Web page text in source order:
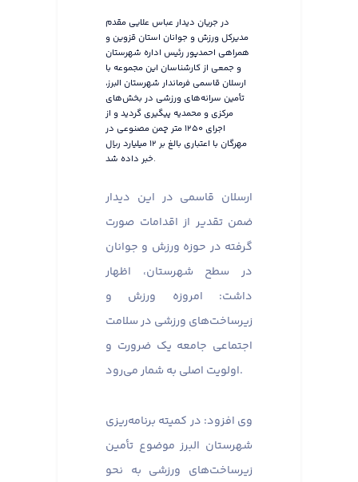
در جریان دیدار عباس علایی مقدم
مدیرکل ورزش و جوانان استان قزوین و
همراهی احمدپور رئیس اداره شهرستان
و جمعی از کارشناسان این مجموعه با
ارسلان قاسمی فرماندار شهرستان البرز،
تأمین سرانه‌های ورزشی در بخش‌های
مرکزی و محمدیه پیگیری گردید و از
اجرای ۱۲۵۰ متر چمن مصنوعی در
مهرگان با اعتباری بالغ بر ۱۲ میلیارد ریال
خبر داده شد.
ارسلان قاسمی در این دیدار
ضمن تقدیر از اقدامات صورت
گرفته در حوزه ورزش و جوانان
در سطح شهرستان، اظهار
داشت: امروزه ورزش و
زیرساخت‌های ورزشی در سلامت
اجتماعی جامعه یک ضرورت و
اولویت اصلی به شمار می‌رود.
وی افزود: در کمیته برنامه‌ریزی
شهرستان البرز موضوع تأمین
زیرساخت‌های ورزشی به نحو